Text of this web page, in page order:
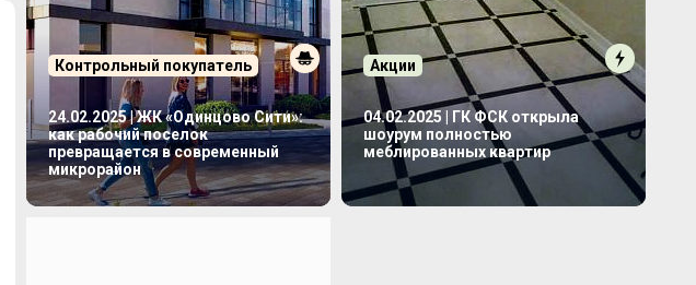
Контрольный покупатель
24.02.2025 | ЖК «Одинцово Сити»:
как рабочий поселок
превращается в современный
микрорайон
Акции
04.02.2025 | ГК ФСК открыла
шоурум полностью
меблированных квартир